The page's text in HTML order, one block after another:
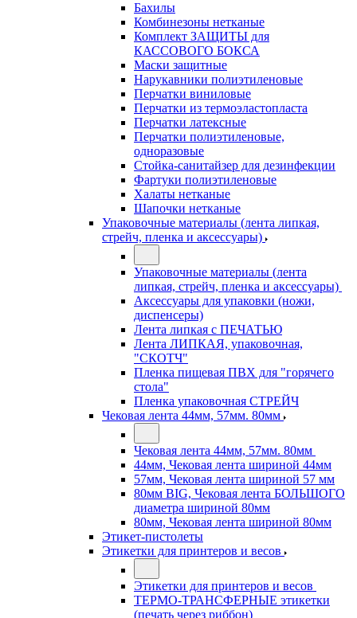
Бахилы
Комбинезоны нетканые
Комплект ЗАЩИТЫ для
КАССОВОГО БОКСА
Маски защитные
Нарукавники полиэтиленовые
Перчатки виниловые
Перчатки из термоэластопласта
Перчатки латексные
Перчатки полиэтиленовые,
одноразовые
Стойка-санитайзер для дезинфекции
Фартуки полиэтиленовые
Халаты нетканые
Шапочки нетканые
Упаковочные материалы (лента липкая,
стрейч, пленка и аксессуары)
Упаковочные материалы (лента
липкая, стрейч, пленка и аксессуары)
Аксессуары для упаковки (ножи,
диспенсеры)
Лента липкая с ПЕЧАТЬЮ
Лента ЛИПКАЯ, упаковочная,
"СКОТЧ"
Пленка пищевая ПВХ для "горячего
стола"
Пленка упаковочная СТРЕЙЧ
Чековая лента 44мм, 57мм. 80мм
Чековая лента 44мм, 57мм. 80мм
44мм, Чековая лента шириной 44мм
57мм, Чековая лента шириной 57 мм
80мм BIG, Чековая лента БОЛЬШОГО
диаметра шириной 80мм
80мм, Чековая лента шириной 80мм
Этикет-пистолеты
Этикетки для принтеров и весов
Этикетки для принтеров и весов
ТЕРМО-ТРАНСФЕРНЫЕ этикетки
(печать через риббон)